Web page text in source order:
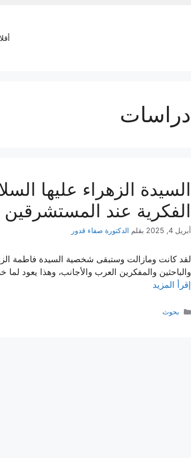
دراسات
السيدة الزهراء عليها
الفكرية عند المستشرقين
أبريل 4, 2025 بقلم الدكتورة صفاء قدور
لقد كانت ومازالت وستبقى شخصية السيدة فاطمة
والباحثين والمفكرين العرب والأجانب، وهذا يعود
إقرأ المزيد
التصنيفات
بحوث